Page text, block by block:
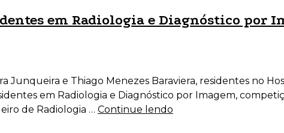
em Radiologia e Diagnóstico por
e Thiago Menezes Baraviera, residentes no
em Radiologia e Diagnóstico por Imagem,
de Radiologia … Continue lendo